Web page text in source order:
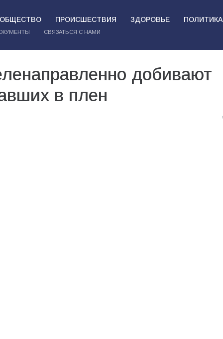
ОБЩЕСТВО ПРОИСШЕСТВИЯ ЗДОРОВЬЕ ПОЛИТИКА
СВЯЗАТЬСЯ С НАМИ
добивают
в плен